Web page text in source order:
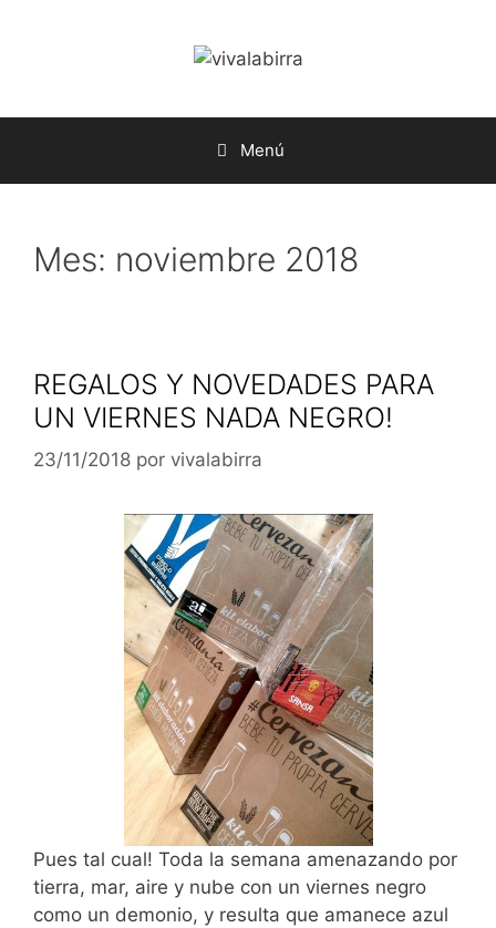
Menú
Mes: noviembre 2018
REGALOS Y NOVEDADES PARA
UN VIERNES NADA NEGRO!
23/11/2018 por vivalabirra
Pues tal cual! Toda la semana amenazando por
tierra, mar, aire y nube con un viernes negro
como un demonio, y resulta que amanece azul